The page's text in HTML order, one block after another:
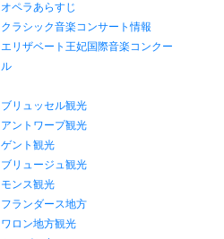
オペラあらすじ
クラシック音楽コンサート情報
エリザベート王妃国際音楽コンクー
ル
ブリュッセル観光
アントワープ観光
ゲント観光
ブリュージュ観光
モンス観光
フランダース地方
ワロン地方観光